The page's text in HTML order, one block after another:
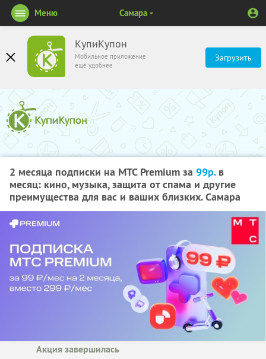
КупиКупон
Мобильное приложение
ещё удобнее
Загрузить
Меню Самара
2 месяца подписки на МТС Premium за 99р.в
месяц: кино, музыка, защита от спама и другие
преимущества для вас и ваших близких. Самара
Акция завершилась